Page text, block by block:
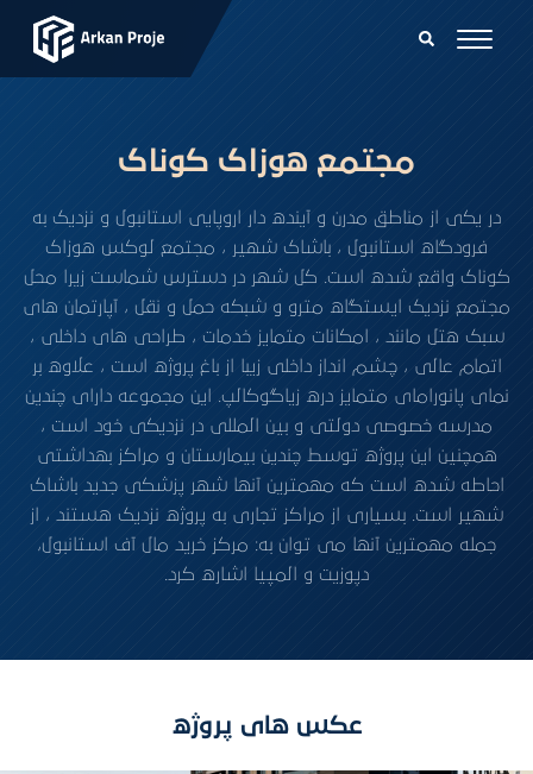
مجتمع هوزاک کوناک
در یکی از مناطق مدرن و آینده دار اروپایی استانبول و نزدیک به
فرودگاه استانبول ، باشاک شهیر ، مجتمع لوکس هوزاک
کوناک واقع شده است. کل شهر در دسترس شماست زیرا محل
مجتمع نزدیک ایستگاه مترو و شبکه حمل و نقل ، آپارتمان های
سبک هتل مانند ، امکانات متمایز خدمات ، طراحی های داخلی ،
اتمام عالی ، چشم انداز داخلی زیبا از باغ پروژه است ، علاوه بر
نمای پانورامای متمایز دره زیاگوکالپ. این مجموعه دارای چندین
مدرسه خصوصی دولتی و بین المللی در نزدیکی خود است ،
همچنین این پروژه توسط چندین بیمارستان و مراکز بهداشتی
احاطه شده است که مهمترین آنها شهر پزشکی جدید باشاک
شهیر است. بسیاری از مراکز تجاری به پروژه نزدیک هستند ، از
جمله مهمترین آنها می توان به: مرکز خرید مال آف استانبول،
دپوزیت و المپیا اشاره کرد.
عکس های پروژه